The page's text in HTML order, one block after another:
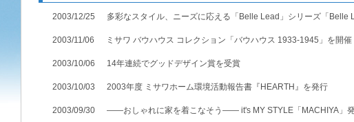
分譲住宅（建売・土地）検索
中古住宅検索
スムストック検索
報な
企業不動産活用（CRE）戦略
社宅建築
医療・介護・子育て・障がい福祉施設
で、
ホー
事業用リノベーション
ホテル・旅館リフォーム
リフォーム営業所
える
事業用地・事業用建物
分譲用地
な未
ミサ
お客様センター
ミサ
便利・
新卒者採用
中途採用
障がい者採用
ウエルネス事業
2003/12/25 多彩なスタイル、ニーズに応える「Belle Lead」シリーズ「Belle
2003/11/06 ミサワ バウハウス コレクション「バウハウス 1933-1945」を開催
2003/10/06 14年連続でグッドデザイン賞を受賞
2003/10/03 2003年度 ミサワホーム環境活動報告書『HEARTH』を発行
2003/09/30 ――おしゃれに家を着こなそう―― it's MY STYLE「MACHIYA」